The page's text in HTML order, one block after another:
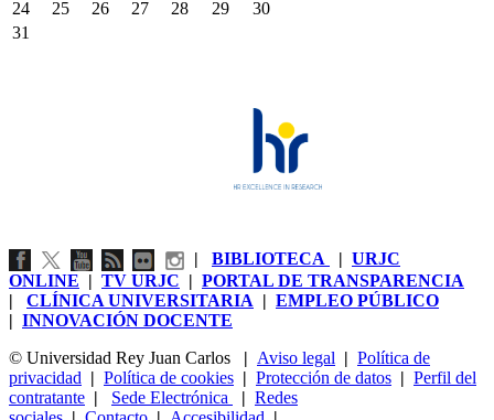
24
25 26 27 28 29
30
31
| BIBLIOTECA | URJC
ONLINE | TV URJC | PORTAL DE TRANSPARENCIA
| CLÍNICA UNIVERSITARIA | EMPLEO PÚBLICO
| INNOVACIÓN DOCENTE
© Universidad Rey Juan Carlos
| Aviso legal | Política de
privacidad | Política de cookies | Protección de datos | Perfil del
contratante | Sede Electrónica | Redes